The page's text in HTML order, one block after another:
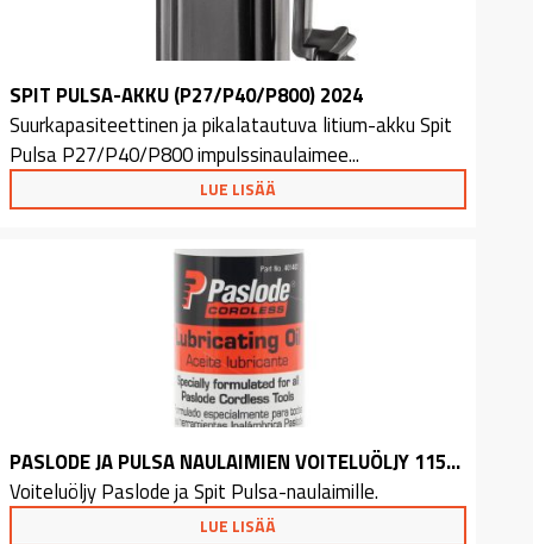
SPIT PULSA-AKKU (P27/P40/P800) 2024
Suurkapasiteettinen ja pikalatautuva litium-akku Spit
Pulsa P27/P40/P800 impulssinaulaimee...
LUE LISÄÄ
PASLODE JA PULSA NAULAIMIEN VOITELUÖLJY 115ML
Voiteluöljy Paslode ja Spit Pulsa-naulaimille.
LUE LISÄÄ